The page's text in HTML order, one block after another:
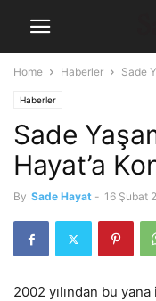
Home Haberler Sade
Haberler
Sade
Hayat’a
By Sade Hayat - 16 Şubat
2002 yılından bu